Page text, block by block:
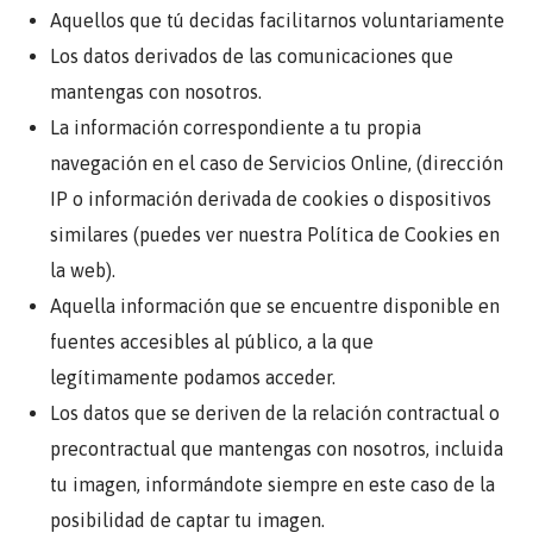
Aquellos que tú decidas facilitarnos voluntariamente
Los datos derivados de las comunicaciones que
mantengas con nosotros.
La información correspondiente a tu propia
navegación en el caso de Servicios Online, (dirección
IP o información derivada de cookies o dispositivos
similares (puedes ver nuestra Política de Cookies en
la web).
Aquella información que se encuentre disponible en
fuentes accesibles al público, a la que
legítimamente podamos acceder.
Los datos que se deriven de la relación contractual o
precontractual que mantengas con nosotros, incluida
tu imagen, informándote siempre en este caso de la
posibilidad de captar tu imagen.